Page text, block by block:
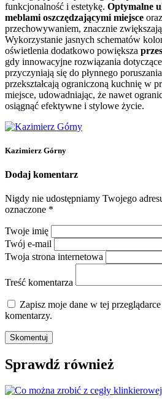
funkcjonalność i estetykę. Optymalne
meblami oszczędzającymi miejsce
przechowywaniem, znacznie
Wykorzystanie jasnych schematów
oświetlenia dodatkowo powiększa
gdy innowacyjne rozwiązania
przyczyniają się do płynnego
przekształcają ograniczoną kuchnię w
miejsce, udowadniając, że nawet
osiągnąć efektywne i stylowe życie.
Kazimierz Górny
Dodaj komentarz
Nigdy nie udostępniamy Twojego
oznaczone *
Twoje imię
Twój e-mail
Twoja strona internetowa
Treść komentarza
Zapisz moje dane w tej
komentarzy.
Sprawdź również